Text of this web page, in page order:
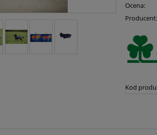
Ocena:
Producent:
Kod